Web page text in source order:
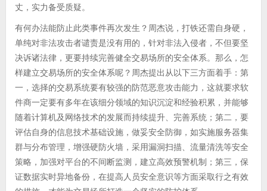
丈，实力备受质疑。
有何办法能防止此类事件再次发生？周杰说，打铁还需自身硬，
单纯对非法攻击者谴责是没有用的，针对非法入侵者，不但要坚
决诉诸法律，更要持续完善健全交易场所的安全体系。那么，怎
样建立交易场所的安全体系呢？周杰提出从以下三方面着手：第
一，选择的交易系统要有较强的防范恶意攻击能力，这就要求软
件商一定要有多年在该细分领域的知识沉淀和经验积累，并能够
随着计算机及网络技术的发展而持续提升、完善系统；第二，要
评估自身的信息技术基础设施，做妥安全防御，如实施服务器集
群与分布管理，增强硬防火墙，采用漏洞扫描、流量清洗等安全
策略，加强对平台的不间断监测，建立高效预警机制；第三，保
证数据实时异地备份，在提高人员安全意识等方面采取行之有效